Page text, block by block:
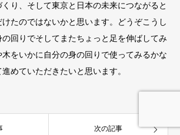
り、そして東京と日本の未来につながると
たのではないかと思います。どうぞこうし
回りでそしてまたちょっと足を伸ばしてみ
をいかに自分の身の回りで使ってみるかな
めていただきたいと思います。
次の記事